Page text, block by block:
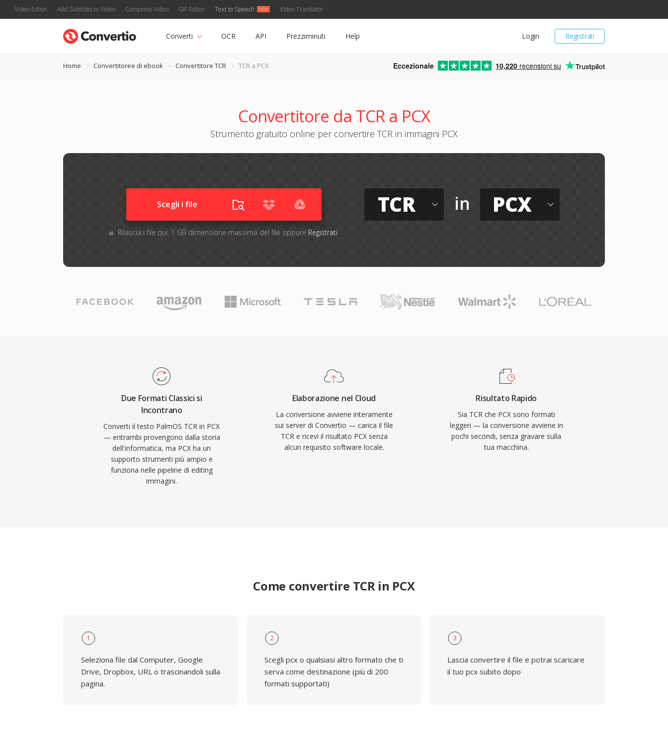
Video Editor Add Subtitles to Video Compress Video GIF Editor Text to Speech Video Translator
Registrati
Login
Converti OCR API Prezziminuti Help
Home Convertitoree di ebook Convertitore TCR TCR a PCX Eccezionale 10,220 recensioni su
Convertitore da TCR a PCX
Strumento gratuito online per convertire TCR in immagini PCX
Scegli i file
Rilascia i file qui. 1 GB dimensione massima del file oppure Registrati
TCR in PCX
Due Formati Classici si
Incontrano
Converti il testo PalmOS TCR in PCX
— entrambi provengono dalla storia
dell'informatica, ma PCX ha un
supporto strumenti più ampio e
funziona nelle pipeline di editing
immagini.
Elaborazione nel Cloud
La conversione avviene interamente
sui server di Convertio — carica il file
TCR e ricevi il risultato PCX senza
alcun requisito software locale.
Risultato Rapido
Sia TCR che PCX sono formati
leggeri — la conversione avviene in
pochi secondi, senza gravare sulla
tua macchina.
Come convertire TCR in PCX
1
Seleziona file dal Computer, Google
Drive, Dropbox, URL o trascinandoli sulla
pagina.
2
Scegli pcx o qualsiasi altro formato che ti
serva come destinazione (più di 200
formati supportati)
3
Lascia convertire il file e potrai scaricare
il tuo pcx subito dopo